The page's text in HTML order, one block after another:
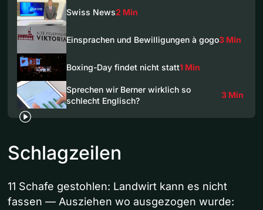
Swiss News2 Min
Einsprachen und Bewilligungen à gogo3 Min
Boxing-Day findet nicht statt1 Min
Sprechen wir Berner wirklich so
schlecht Englisch?
3 Min
Schlagzeilen
11 Schafe gestohlen: Landwirt kann es nicht
fassen — Ausziehen wo ausgezogen wurde: